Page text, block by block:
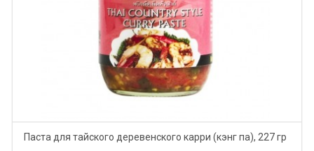
Паста для тайского деревенского карри (кэнг па), 227 гр